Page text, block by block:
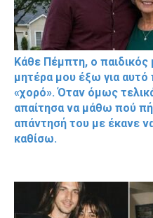
Κάθε Πέμπτη, ο παιδικός
μητέρα μου έξω για
«χορό». Όταν όμως
απαίτησα να μάθω πού
απάντησή του με έκανε
καθίσω.